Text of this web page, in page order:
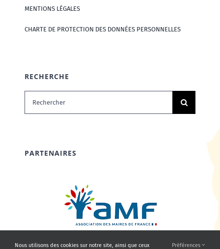
MENTIONS LÉGALES
CHARTE DE PROTECTION DES DONNÉES PERSONNELLES
RECHERCHE
Rechercher:
PARTENAIRES
Nous utilisons des cookies sur notre site, ainsi que ceux Préférences